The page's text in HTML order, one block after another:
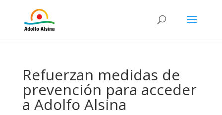
Refuerzan medidas de
prevención para acceder
a Adolfo Alsina